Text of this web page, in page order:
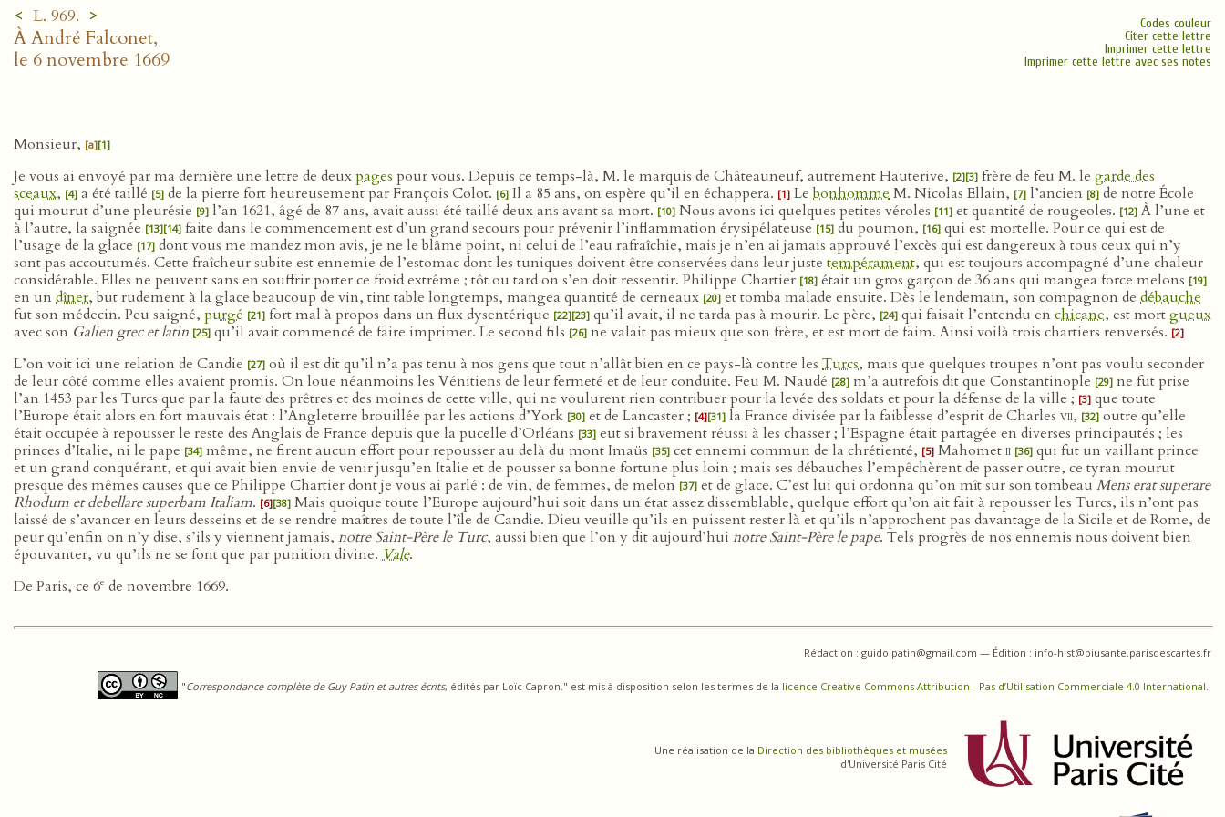
< L. 969. >
À André Falconet,
le 6 novembre 1669
Codes couleur
Citer cette lettre
Imprimer cette lettre
Imprimer cette lettre avec ses notes
Monsieur, [a][1]
Je vous ai envoyé par ma dernière une lettre de deuxpages pour vous. Depuis ce temps-là, M. le marquis de Châteauneuf, autrement Hauterive, [2][3] frère de feu M. le garde des
sceaux, [4] a été taillé [5] de la pierre fort heureusement par François Colot. [6] Il a 85 ans, on espère qu’il en échappera. [1] LebonhommeM. Nicolas Ellain, [7] l’ancien [8] de notre École
qui mourut d’une pleurésie [9] l’an 1621, âgé de 87 ans, avait aussi été taillé deux ans avant sa mort. [10] Nous avons ici quelques petites véroles [11] et quantité de rougeoles. [12] À l’une et
à l’autre, la saignée [13][14] faite dans le commencement est d’un grand secours pour prévenir l’inflammation érysipélateuse [15] du poumon, [16] qui est mortelle. Pour ce qui est de
l’usage de la glace [17] dont vous me mandez mon avis, je ne le blâme point, ni celui de l’eau rafraîchie, mais je n’en ai jamais approuvé l’excès qui est dangereux à tous ceux qui n’y
sont pas accoutumés. Cette fraîcheur subite est ennemie de l’estomac dont les tuniques doivent être conservées dans leur juste tempérament, qui est toujours accompagné d’une chaleur
considérable. Elles ne peuvent sans en souffrir porter ce froid extrême ; tôt ou tard on s’en doit ressentir. Philippe Chartier [18] était un gros garçon de 36 ans qui mangea force melons [19]
en un dîner, but rudement à la glace beaucoup de vin, tint table longtemps, mangea quantité de cerneaux [20] et tomba malade ensuite. Dès le lendemain, son compagnon de débauche
fut son médecin. Peu saigné, purgé [21] fort mal à propos dans un flux dysentérique [22][23] qu’il avait, il ne tarda pas à mourir. Le père, [24] qui faisait l’entendu en chicane, est mortgueux
avec son Galien grec et latin [25] qu’il avait commencé de faire imprimer. Le second fils [26] ne valait pas mieux que son frère, et est mort de faim. Ainsi voilà trois chartiers renversés. [2]
L’on voit ici une relation de Candie [27] où il est dit qu’il n’a pas tenu à nos gens que tout n’allât bien en ce pays-là contre les Turcs, mais que quelques troupes n’ont pas voulu seconder
de leur côté comme elles avaient promis. On loue néanmoins les Vénitiens de leur fermeté et de leur conduite. Feu M. Naudé [28] m’a autrefois dit que Constantinople [29] ne fut prise
l’an 1453 par les Turcs que par la faute des prêtres et des moines de cette ville, qui ne voulurent rien contribuer pour la levée des soldats et pour la défense de la ville ; [3] que toute
l’Europe était alors en fort mauvais état : l’Angleterre brouillée par les actions d’York [30] et de Lancaster ; [4][31] la France divisée par la faiblesse d’esprit de Charles vii, [32] outre qu’elle
était occupée à repousser le reste des Anglais de France depuis que la pucelle d’Orléans [33] eut si bravement réussi à les chasser ; l’Espagne était partagée en diverses principautés ; les
princes d’Italie, ni le pape [34] même, ne firent aucun effort pour repousser au delà du mont Imaüs [35] cet ennemi commun de la chrétienté, [5] Mahometii [36] qui fut un vaillant prince
et un grand conquérant, et qui avait bien envie de venir jusqu’en Italie et de pousser sa bonne fortune plus loin ; mais ses débauches l’empêchèrent de passer outre, ce tyran mourut
presque des mêmes causes que ce Philippe Chartier dont je vous ai parlé : de vin, de femmes, de melon [37] et de glace. C’est lui qui ordonna qu’on mît sur son tombeau Mens erat superare
Rhodum et debellare superbam Italiam. [6][38] Mais quoique toute l’Europe aujourd’hui soit dans un état assez dissemblable, quelque effort qu’on ait fait à repousser les Turcs, ils n’ont pas
laissé de s’avancer en leurs desseins et de se rendre maîtres de toute l’île de Candie. Dieu veuille qu’ils en puissent rester là et qu’ils n’approchent pas davantage de la Sicile et de Rome, de
peur qu’enfin on n’y dise, s’ils y viennent jamais, notre Saint-Père le Turc, aussi bien que l’on y dit aujourd’hui notre Saint-Père le pape. Tels progrès de nos ennemis nous doivent bien
épouvanter, vu qu’ils ne se font que par punition divine. Vale.
De Paris, ce 6e de novembre 1669.
Rédaction : guido.patin@gmail.com — Édition : info-hist@biusante.parisdescartes.fr
"Correspondance complète de Guy Patin et autres écrits, édités par Loïc Capron." est mis à disposition selon les termes de la licence Creative Commons Attribution - Pas d’Utilisation Commerciale 4.0 International.
Une réalisation de la Direction des bibliothèques et musées
d'Université Paris Cité